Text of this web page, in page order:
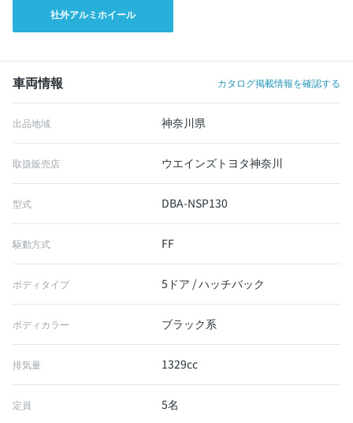
社外アルミホイール
車両情報 カタログ掲載情報を確認する
出品地域 神奈川県
取扱販売店 ウエインズトヨタ神奈川
型式 DBA-NSP130
駆動方式 FF
ボディタイプ 5ドア / ハッチバック
ボディカラー ブラック系
排気量 1329cc
定員 5名